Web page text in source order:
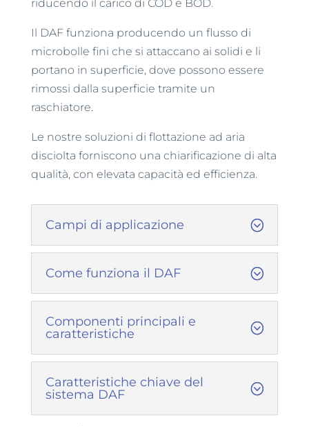
riducendo il carico di COD e BOD.
Il DAF funziona producendo un flusso di
microbolle fini che si attaccano ai solidi e li
portano in superficie, dove possono essere
rimossi dalla superficie tramite un
raschiatore.
Le nostre soluzioni di flottazione ad aria
disciolta forniscono una chiarificazione di alta
qualità, con elevata capacità ed efficienza.
Campi di applicazione
Come funziona il DAF
Componenti principali e
caratteristiche
Caratteristiche chiave del
sistema DAF